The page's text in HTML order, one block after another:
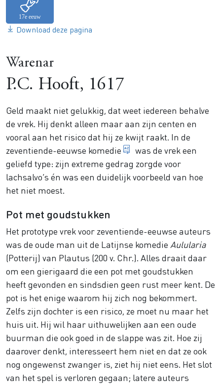
Download deze pagina
Warenar
P.C. Hooft, 1617
Geld maakt niet gelukkig, dat weet iedereen behalve
de vrek. Hij denkt alleen maar aan zijn centen en
vooral aan het risico dat hij ze kwijt raakt. In de
zeventiende-eeuwse komedie luchtig toneelstuk
was de vrek een
geliefd type: zijn extreme gedrag zorgde voor
lachsalvo’s én was een duidelijk voorbeeld van hoe
het niet moest.
Pot met goudstukken
Het prototype vrek voor zeventiende-eeuwse auteurs
was de oude man uit de Latijnse komedie Aulularia
(Potterij) van Plautus (200 v. Chr.). Alles draait daar
om een gierigaard die een pot met goudstukken
heeft gevonden en sindsdien geen rust meer kent. De
pot is het enige waarom hij zich nog bekommert.
Zelfs zijn dochter is een risico, ze moet nu maar het
huis uit. Hij wil haar uithuwelijken aan een oude
buurman die ook goed in de slappe was zit. Hoe zij
daarover denkt, interesseert hem niet en dat ze ook
nog ongewenst zwanger is, ziet hij niet eens. Het slot
van het spel is verloren gegaan; latere auteurs